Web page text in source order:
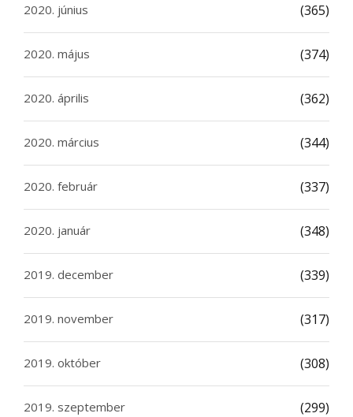
2020. június (365)
2020. május (374)
2020. április (362)
2020. március (344)
2020. február (337)
2020. január (348)
2019. december (339)
2019. november (317)
2019. október (308)
2019. szeptember (299)